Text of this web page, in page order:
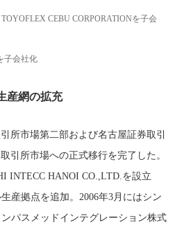
CEBU CORPORATIONを子会
子会社化
産網の拡充
所市場第二部および名古屋証券取引
引所市場への正式移行を完了した。
INTECC HANOI CO.,LTD.を設立
産拠点を追加。2006年3月にはシン
パスメッドインテグレーション株式